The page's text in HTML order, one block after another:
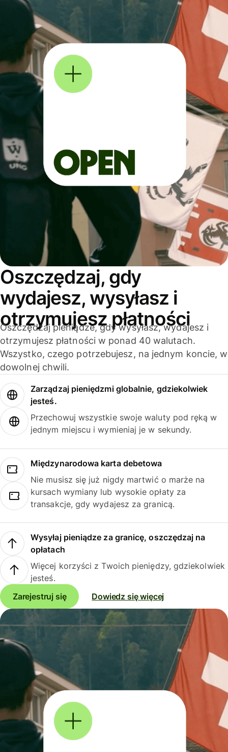
Oszczędzaj, gdy
wydajesz, wysyłasz i
otrzymujesz płatności
Oszczędzaj pieniądze, gdy wysyłasz, wydajesz i
otrzymujesz płatności w ponad 40 walutach.
Wszystko, czego potrzebujesz, na jednym koncie, w
dowolnej chwili.
Zarządzaj pieniędzmi globalnie, gdziekolwiek
jesteś.
Przechowuj wszystkie swoje waluty pod ręką w
jednym miejscu i wymieniaj je w sekundy.
Międzynarodowa karta debetowa
Nie musisz się już nigdy martwić o marże na
kursach wymiany lub wysokie opłaty za
transakcje, gdy wydajesz za granicą.
Wysyłaj pieniądze za granicę, oszczędzaj na
opłatach
Więcej korzyści z Twoich pieniędzy, gdziekolwiek
jesteś.
Zarejestruj się
Dowiedz się więcej